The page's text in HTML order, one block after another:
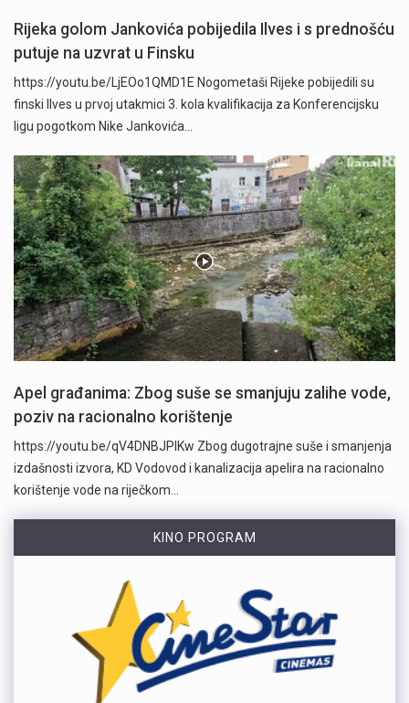
Rijeka golom Jankovića pobijedila Ilves i s prednošću
putuje na uzvrat u Finsku
https://youtu.be/LjEOo1QMD1E Nogometaši Rijeke pobijedili su
finski Ilves u prvoj utakmici 3. kola kvalifikacija za Konferencijsku
ligu pogotkom Nike Jankovića…
Apel građanima: Zbog suše se smanjuju zalihe vode,
poziv na racionalno korištenje
https://youtu.be/qV4DNBJPlKw Zbog dugotrajne suše i smanjenja
izdašnosti izvora, KD Vodovod i kanalizacija apelira na racionalno
korištenje vode na riječkom…
KINO PROGRAM